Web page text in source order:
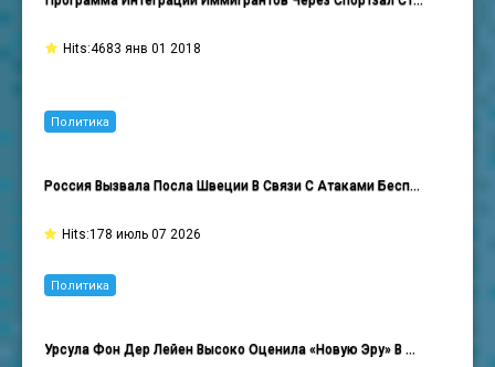
Hits:4683 янв 01 2018
Россия Вызвала Посла Швеции В Связи С Атаками Бесп…
Hits:178 июль 07 2026
Политика
Урсула Фон Дер Лейен Высоко Оценила «новую Эру» В …
Политика